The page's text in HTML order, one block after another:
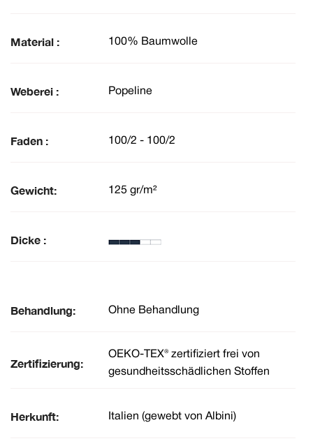
Material : 100% Baumwolle
Weberei : Popeline
Faden : 100/2 - 100/2
Gewicht: 125 gr/m²
Dicke :
Behandlung: Ohne Behandlung
Zertifizierung:
OEKO-TEX® zertifiziert frei von
gesundheitsschädlichen Stoffen
Herkunft: Italien (gewebt von Albini)